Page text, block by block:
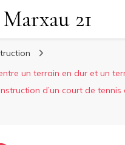
Marxau 21
un terrain en dur et un
d’un court de tennis